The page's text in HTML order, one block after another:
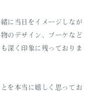
に当日をイメージしなが
のデザイン、ブーケなど
深く印象に残っておりま
を本当に嬉しく思ってお